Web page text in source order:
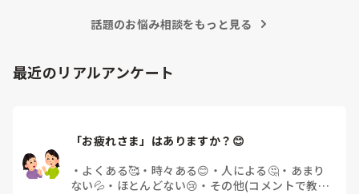
話題のお悩み相談をもっと見る
最近のリアルアンケート
「お疲れさま」はありますか？😊
・ よくある🥰 ・ 時々ある😊 ・ 人による🤔 ・ あまり
ない💦 ・ ほとんどない😢 ・ その他(コメントで教え